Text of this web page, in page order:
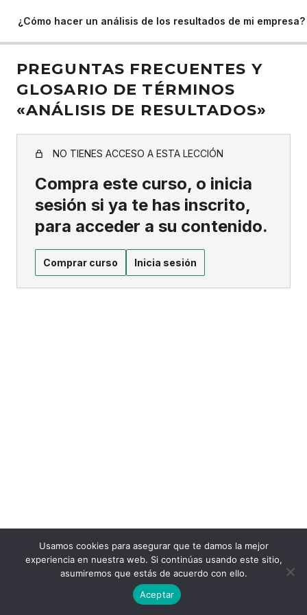
¿Cómo hacer un análisis de los resultados de mi empresa?
PREGUNTAS FRECUENTES Y
GLOSARIO DE TÉRMINOS
«ANÁLISIS DE RESULTADOS»
NO TIENES ACCESO A ESTA LECCIÓN
Compra este curso, o inicia
sesión si ya te has inscrito,
para acceder a su contenido.
Comprar curso Inicia sesión
Usamos cookies para asegurar que te damos la mejor
experiencia en nuestra web. Si continúas usando este sitio,
asumiremos que estás de acuerdo con ello.
Aceptar